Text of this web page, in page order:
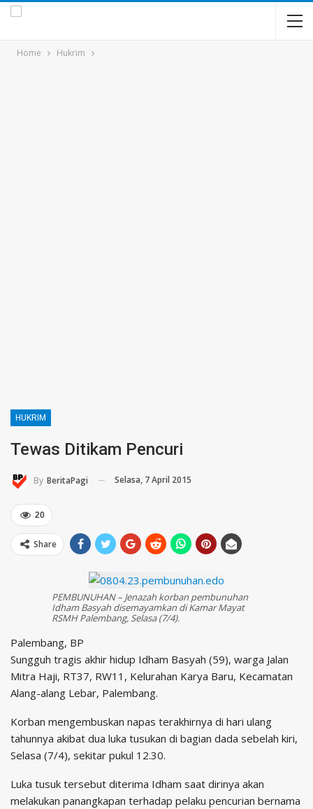
Home Hukrim
HUKRIM
Tewas Ditikam Pencuri
By BeritaPagi Selasa, 7 April 2015
20
Share
PEMBUNUHAN – Jenazah korban pembunuhan
Idham Basyah disemayamkan di Kamar Mayat
RSMH Palembang, Selasa (7/4).
Palembang, BP
Sungguh tragis akhir hidup Idham Basyah (59), warga Jalan
Mitra Haji, RT37, RW11, Kelurahan Karya Baru, Kecamatan
Alang-alang Lebar, Palembang.
Korban mengembuskan napas terakhirnya di hari ulang
tahunnya akibat dua luka tusukan di bagian dada sebelah kiri,
Selasa (7/4), sekitar pukul 12.30.
Luka tusuk tersebut diterima Idham saat dirinya akan
melakukan panangkapan terhadap pelaku pencurian bernama